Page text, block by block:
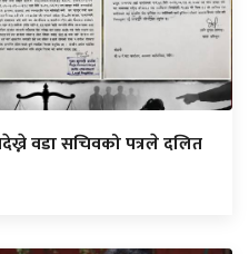
वडा सचिवको पत्रले दलित